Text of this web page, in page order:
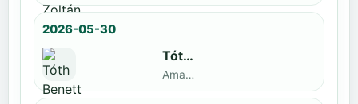
2026-05-30
Tóth Benett
Amatőr · döntős: ifj. Benedek Zoltán